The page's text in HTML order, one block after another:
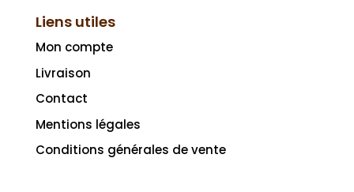
Liens utiles
Mon compte
Livraison
Contact
Mentions légales
Conditions générales de vente